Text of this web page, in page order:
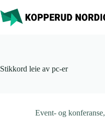
til
innholdet
Stikkord leie av pc-er
Event- og konferanse,